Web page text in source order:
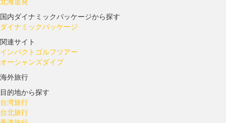
国内ダイナミックパッケージから探す
ダイナミックパッケージ
関連サイト
インパクトゴルフツアー
オーシャンズダイブ
海外旅行
目的地から探す
台湾旅行
台北旅行